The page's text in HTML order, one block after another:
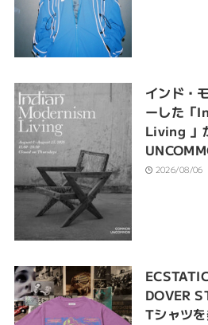
インド・
ーした「
Living 」
2026/08/06
DOVER
Tシャツ